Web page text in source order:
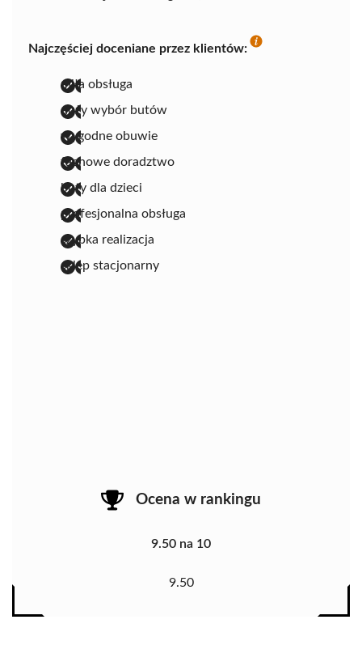
Najczęściej doceniane przez klientów:
miła obsługa
duży wybór butów
wygodne obuwie
fachowe doradztwo
buty dla dzieci
profesjonalna obsługa
szybka realizacja
sklep stacjonarny
Ocena w rankingu
9.50 na 10
9.50